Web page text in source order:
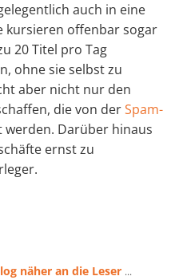
auch in eine
kursieren offenbar sogar
20 Titel pro Tag
ohne sie selbst zu
aber nicht nur den
die von derSpam-
Darüber hinaus
ernst zu
näher an die Leser ...